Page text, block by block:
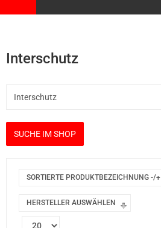
Interschutz
SORTIERTE PRODUKTBEZEICHNUNG -/+
HERSTELLER AUSWÄHLEN